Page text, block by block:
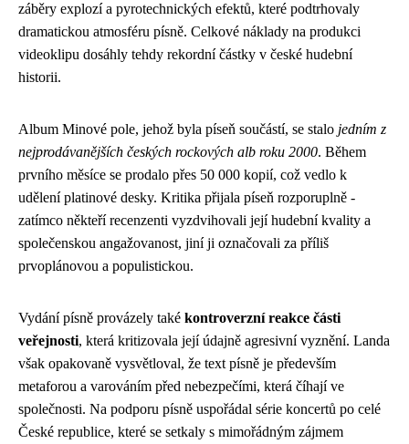
záběry explozí a pyrotechnických efektů, které podtrhovaly
dramatickou atmosféru písně. Celkové náklady na produkci
videoklipu dosáhly tehdy rekordní částky v české hudební
historii.
Album Minové pole, jehož byla píseň součástí, se stalo jedním z
nejprodávanějších českých rockových alb roku 2000. Během
prvního měsíce se prodalo přes 50 000 kopií, což vedlo k
udělení platinové desky. Kritika přijala píseň rozporuplně -
zatímco někteří recenzenti vyzdvihovali její hudební kvality a
společenskou angažovanost, jiní ji označovali za příliš
prvoplánovou a populistickou.
Vydání písně provázely také kontroverzní reakce části
veřejnosti, která kritizovala její údajně agresivní vyznění. Landa
však opakovaně vysvětloval, že text písně je především
metaforou a varováním před nebezpečími, která číhají ve
společnosti. Na podporu písně uspořádal série koncertů po celé
České republice, které se setkaly s mimořádným zájmem